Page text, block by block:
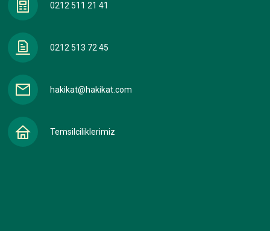
0212 511 21 41
0212 513 72 45
hakikat@hakikat.com
Temsilciliklerimiz